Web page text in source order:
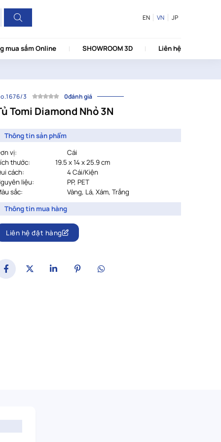
EN VN JP
mua sắm Online SHOWROOM 3D Liên hệ
3 0đánh giá
Tomi Diamond Nhỏ 3N
Thông tin sản phẩm
vị:
Cái
thước:
19.5 x 14 x 25.9 cm
cách:
				4
Cái/Kiện
liệu:
PP, PET
sắc:
				Vàng, Lá, Xám, Trắng
Thông tin mua hàng
Liên hệ đặt hàng